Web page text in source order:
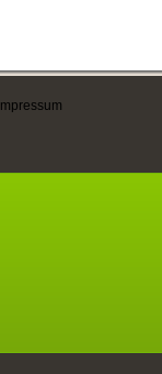
Impressum